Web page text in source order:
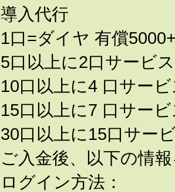
導入代行
1口=ダイヤ 有償
5口以上に2口サービ
10口以上に4 口サー
15口以上に7 口サー
30口以上に15口サー
ご入金後、以下の情
ログイン方法：